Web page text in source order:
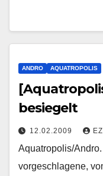
ANDRO AQUATROPOLIS
besiegelt
12.02.2009
Aquatropolis/
vorgeschlagene,